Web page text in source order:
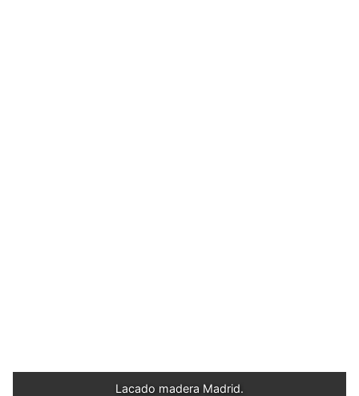
Lacado madera Madrid.